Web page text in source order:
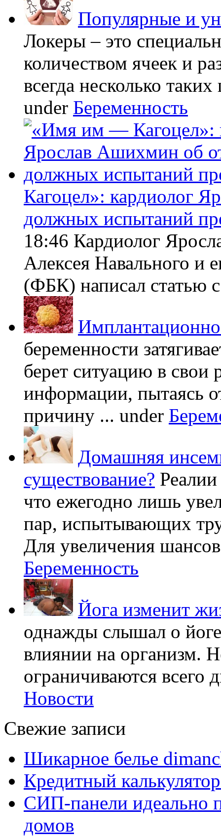
Популярные и
Локеры – это
количеством ячеек и
всегда несколько
under Беременность
Кагоцел»: кардиолог
должных испытаний
18:46 Кардиолог
Алексея Навального и
(ФБК) написал статью
беременности
берет ситуацию в свои
информации, пытаясь
причину ... under
Домашняя
существование?
что ежегодно лишь
пар, испытывающих
Для увеличения
Беременность
Йога изменит
однажды слышал о
влиянии на организм.
ограничиваются всего
Новости
Свежие записи
Шикарное белье
Кредитный
СИП-панели идеально
домов